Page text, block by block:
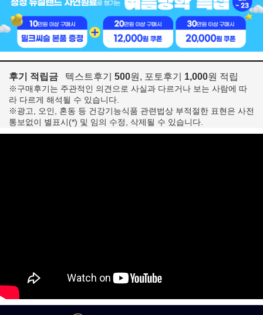
후기 적립금 텍스트후기 500원, 포토후기 1,000원 적립
※구매후기는 주관적인 의견으로 사실과 다르거나 보는 사람에 따
라 다르게 해석될 수 있습니다.
※광고, 오인, 혼동 등 건강기능식품 관련법상 부적절한 표현은 사전
통보없이 별표시(*) 및 임의 수정, 삭제될 수 있습니다.